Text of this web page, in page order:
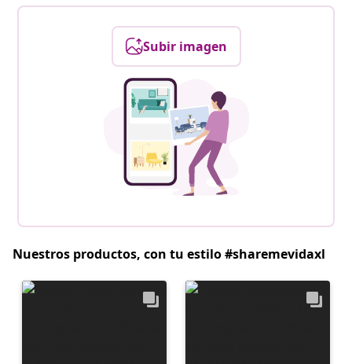
Subir imagen
Nuestros productos, con tu estilo #sharemevidaxl